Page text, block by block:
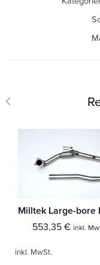
553,35 € inkl.
inkl. MwSt.